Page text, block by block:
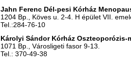
Jahn Ferenc Dél-pesi Kórház
1204 Bp., Köves u. 2-4. H épület VII.
Tel.:284-76-10
Károlyi Sándor Kórház Oszteoporózis-
1071 Bp., Városligeti fasor 9-13.
Tel.: 370-49-38